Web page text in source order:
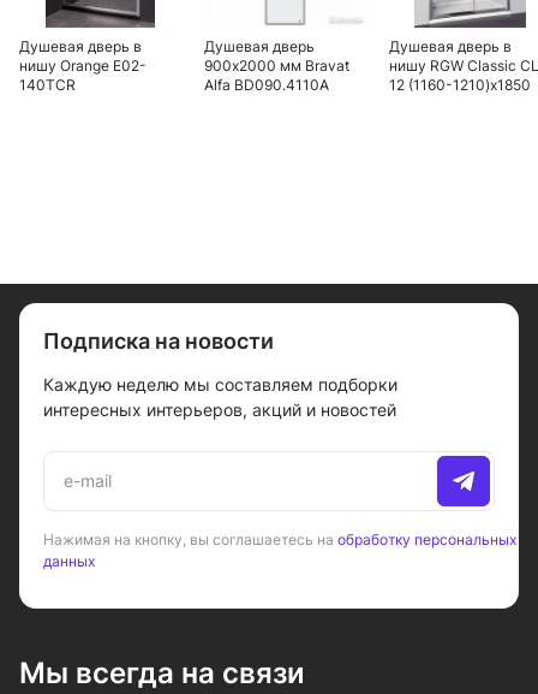
Душевая дверь в
нишу Orange E02-
140TCR
Душевая дверь
900х2000 мм Bravat
Alfa BD090.4110A
Душевая дверь в
нишу RGW Classic
12 (1160-1210)x1850
Подписка на новости
Каждую неделю мы составляем подборки
интересных интерьеров, акций и новостей
Нажимая на кнопку, вы соглашаетесь на обработку персональных
данных
Мы всегда на связи